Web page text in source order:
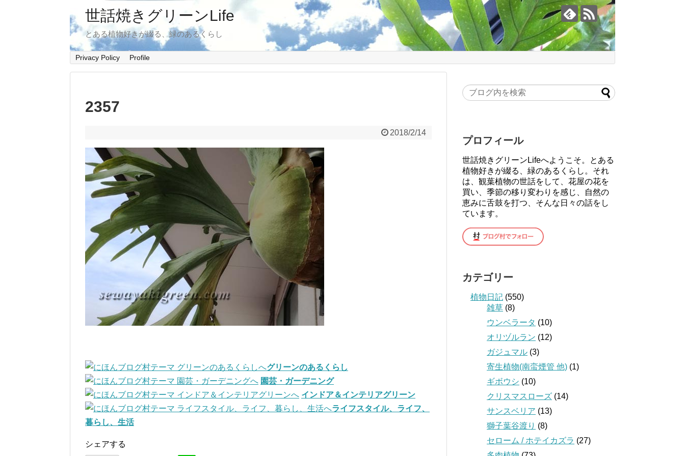
世話焼きグリーンLife
とある植物好きが綴る、緑のあるくらし
Privacy Policy Profile
2357
2018/2/14
グリーンのあるくらし
園芸・ガーデニング
インドア＆インテリアグリーン
ライフスタイル、ライフ、
暮らし、生活
シェアする
プロフィール
世話焼きグリーンLifeへようこそ。とある
植物好きが綴る、緑のあるくらし。それ
は、観葉植物の世話をして、花屋の花を
買い、季節の移り変わりを感じ、自然の
恵みに舌鼓を打つ、そんな日々の話をし
ています。
カテゴリー
植物日記 (550)
雑草 (8)
ウンベラータ (10)
オリヅルラン (12)
ガジュマル (3)
寄生植物(南蛮煙管 他) (1)
ギボウシ (10)
クリスマスローズ (14)
サンスベリア (13)
獅子葉谷渡り (8)
セローム / ホテイカズラ (27)